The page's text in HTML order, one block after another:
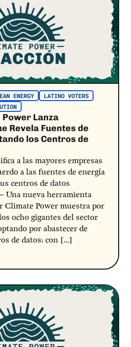
ENERGY
LATINO VOTERS
Power Lanza
Revela Fuentes de
los Centros de
a las mayores empresas
a las fuentes de energía
centros de datos
nueva herramienta
Climate Power muestra por
ocho gigantes del sector
por abastecer de
de datos: con […]